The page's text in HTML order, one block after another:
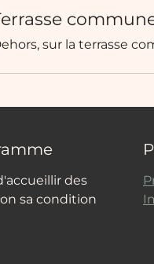
sur la terrasse
des
sa condition